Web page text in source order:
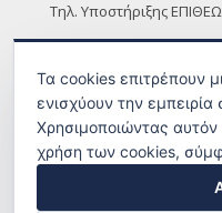
Τηλ. Υποστήριξης
Τα cookies επιτρέπουν
ενισχύουν την
Χρησιμοποιώντας
χρήση των cookies,